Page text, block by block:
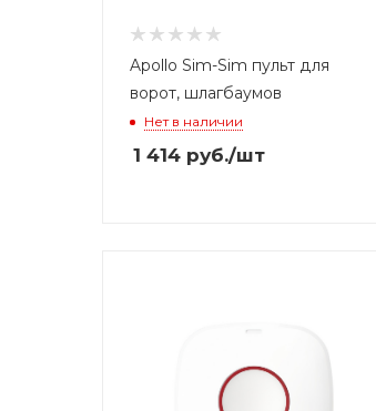
Apollo Sim-Sim пульт для
ворот, шлагбаумов
Нет в наличии
1 414 руб./шт